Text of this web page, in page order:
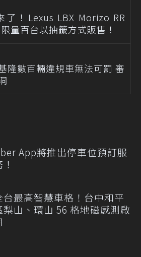
！Lexus LBX Morizo RR
量百台以抽籤方式販售！
隆數百輛違規車無法可罰 審
App將推出停車位預訂服
台最高智慧車格！台中和平
梨山、環山 56 格地磁感測啟